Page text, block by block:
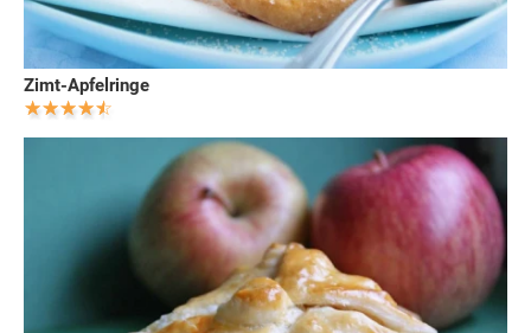
Zimt-Apfelringe